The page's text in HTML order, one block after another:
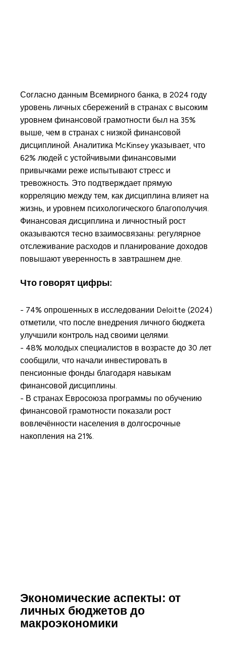
Согласно данным Всемирного банка, в 2024 году
уровень личных сбережений в странах с высоким
уровнем финансовой грамотности был на 35%
выше, чем в странах с низкой финансовой
дисциплиной. Аналитика McKinsey указывает, что
62% людей с устойчивыми финансовыми
привычками реже испытывают стресс и
тревожность. Это подтверждает прямую
корреляцию между тем, как дисциплина влияет на
жизнь, и уровнем психологического благополучия.
Финансовая дисциплина и личностный рост
оказываются тесно взаимосвязаны: регулярное
отслеживание расходов и планирование доходов
повышают уверенность в завтрашнем дне.
Что говорят цифры:
- 74% опрошенных в исследовании Deloitte (2024)
отметили, что после внедрения личного бюджета
улучшили контроль над своими целями.
- 48% молодых специалистов в возрасте до 30 лет
сообщили, что начали инвестировать в
пенсионные фонды благодаря навыкам
финансовой дисциплины.
- В странах Евросоюза программы по обучению
финансовой грамотности показали рост
вовлечённости населения в долгосрочные
накопления на 21%.
Экономические аспекты: от
личных бюджетов до
макроэкономики